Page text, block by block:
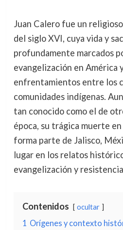
Juan Calero fue un
del siglo XVI, cuya vida y
profundamente marcados
evangelización en América
enfrentamientos entre los
comunidades indígenas.
tan conocido como el de
época, su trágica muerte
forma parte de Jalisco,
lugar en los relatos
evangelización y
Contenidos ocultar
1 Orígenes y contexto